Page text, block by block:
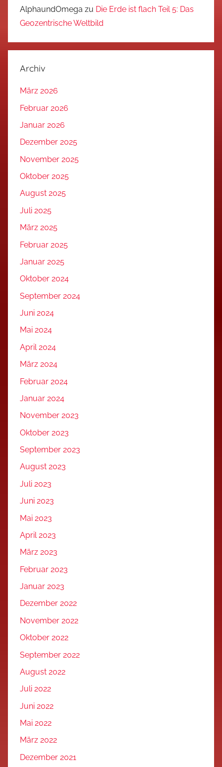
AlphaundOmega zu Die Erde ist flach Teil 5: Das
Geozentrische Weltbild
Archiv
März 2026
Februar 2026
Januar 2026
Dezember 2025
November 2025
Oktober 2025
August 2025
Juli 2025
März 2025
Februar 2025
Januar 2025
Oktober 2024
September 2024
Juni 2024
Mai 2024
April 2024
März 2024
Februar 2024
Januar 2024
November 2023
Oktober 2023
September 2023
August 2023
Juli 2023
Juni 2023
Mai 2023
April 2023
März 2023
Februar 2023
Januar 2023
Dezember 2022
November 2022
Oktober 2022
September 2022
August 2022
Juli 2022
Juni 2022
Mai 2022
März 2022
Dezember 2021